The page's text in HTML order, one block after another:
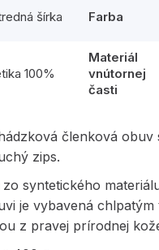
šírka Farba
100%
Materiál
vnútornej
časti
členková obuv
zips.
syntetického
je vybavená chlpatým
z pravej prírodnej